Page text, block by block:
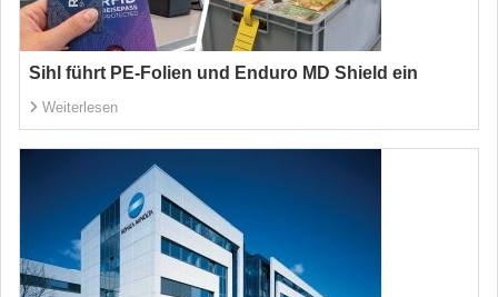
Sihl führt PE-Folien und Enduro MD Shield ein
Weiterlesen